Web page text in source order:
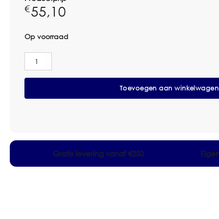
€55,10
Op voorraad
Greenspeed
Scrub
Mop
30cm
Toevoegen aan winkelwagen
Gratis levering vanaf €250